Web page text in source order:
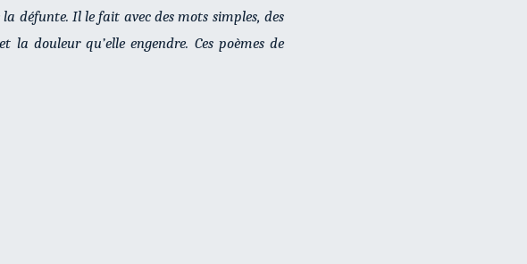
défunte. Il le fait avec des mots simples, des
douleur qu’elle engendre. Ces poèmes de